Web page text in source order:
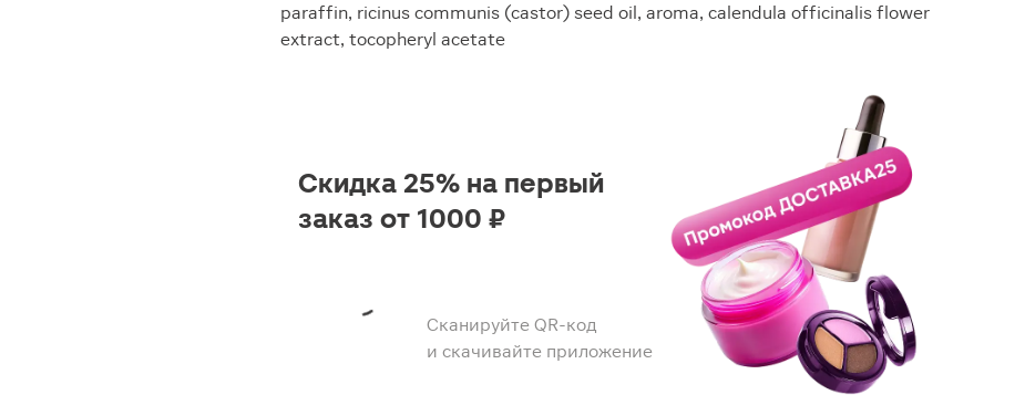
paraffin, ricinus communis (castor) seed oil, aroma, сalendula officinalis flower
extract, tocopheryl acetate
Сканируйте QR-код
и скачивайте приложение
Скидка 25% на первый
заказ от 1000 ₽